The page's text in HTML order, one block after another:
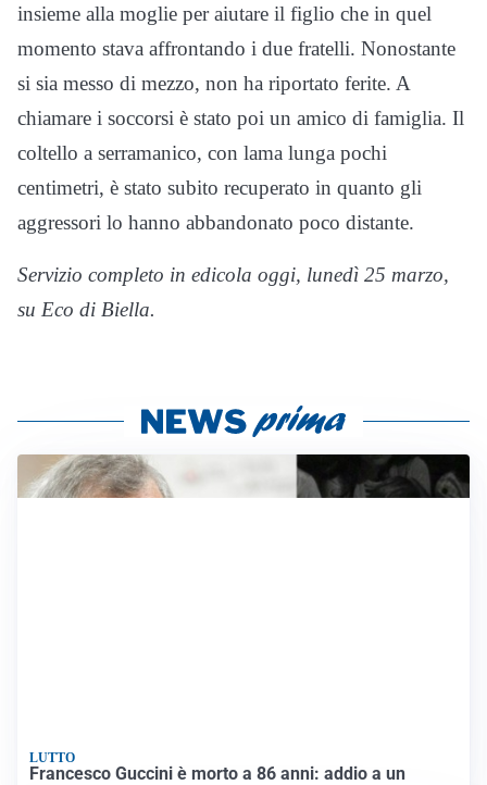
insieme alla moglie per aiutare il figlio che in quel
momento stava affrontando i due fratelli. Nonostante
si sia messo di mezzo, non ha riportato ferite. A
chiamare i soccorsi è stato poi un amico di famiglia. Il
coltello a serramanico, con lama lunga pochi
centimetri, è stato subito recuperato in quanto gli
aggressori lo hanno abbandonato poco distante.
Servizio completo in edicola oggi, lunedì 25 marzo,
su Eco di Biella.
LUTTO
Francesco Guccini è morto a 86 anni: addio a un